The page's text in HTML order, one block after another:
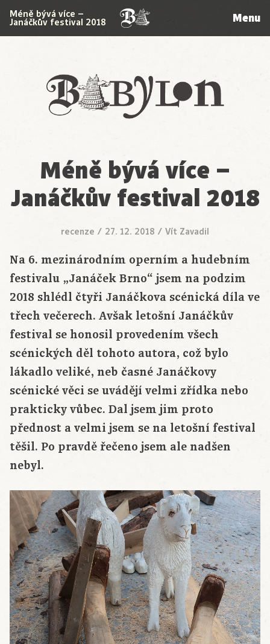
Babylon
Méně bývá více –
Janáčkův festival 2018 Menu
Méně bývá více –
Janáčkův festival 2018
recenze / 27. 12. 2018 / Vít Zavadil
Na 6. mezinárodním operním a hudebním
festivalu „Janáček Brno“ jsem na podzim
2018 shlédl čtyři Janáčkova scénická díla ve
třech večerech. Avšak letošní Janáčkův
festival se honosil provedením všech
scénických děl tohoto autora, což bylo
lákadlo veliké, neb časné Janáčkovy
scénické věci se uvádějí velmi zřídka nebo
prakticky vůbec. Dal jsem jim proto
přednost a velmi jsem se na letošní festival
těšil. Po pravdě řečeno jsem ale nadšen
nebyl.